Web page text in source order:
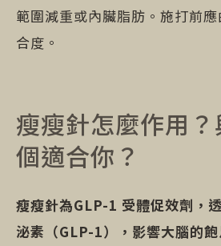
範圍減重或內臟脂肪。施打前
合度。
瘦瘦針怎麼作用
個適合你？
瘦瘦針為GLP-1 受體促效劑，
泌素（GLP-1），影響大腦的